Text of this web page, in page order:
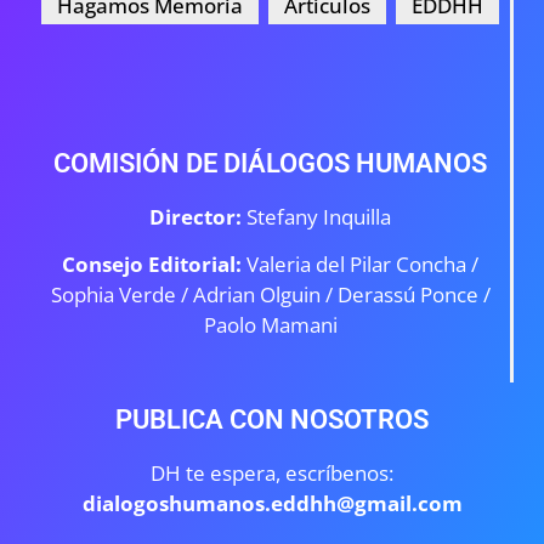
COMISIÓN DE DIÁLOGOS HUMANOS
Director: Stefany Inquilla
Consejo Editorial: Valeria del Pilar Concha /
Sophia Verde /Adrian Olguin / Derassú Ponce /
Paolo Mamani
PUBLICA CON NOSOTROS
DH te espera, escríbenos:
dialogoshumanos.eddhh@gmail.com